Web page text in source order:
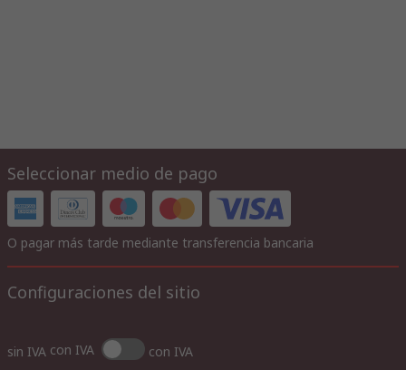
Seleccionar medio de pago
O pagar más tarde mediante transferencia bancaria
Configuraciones del sitio
sin IVA con IVA con IVA